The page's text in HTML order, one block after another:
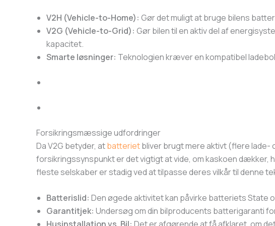
V2H (Vehicle-to-Home): Gør det muligt at bruge bilens
V2G (Vehicle-to-Grid): Gør bilen til en aktiv del af
kapacitet.
Smarte løsninger: Teknologien kræver en kompatibel
Forsikringsmæssige udfordringer
Da V2G betyder, atbatterietbliver brugt mere aktivt (flere
forsikringssynspunkt er det vigtigt at vide, om kaskoen dækker,
fleste selskaber er stadig ved at tilpasse deres vilkår til denne
Batterislid: Den øgede aktivitet kan påvirke batteriets State
Garantitjek: Undersøg om din bilproducents batterigaranti